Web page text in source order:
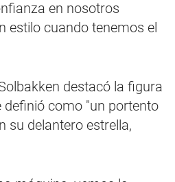
en nosotros
estilo cuando tenemos el
destacó la figura
definió como "un portento
su delantero estrella,